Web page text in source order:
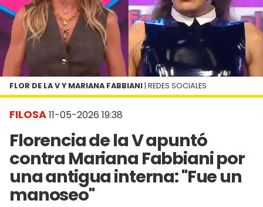
FILOSA11-05-2026 19:38
Florencia de la V apuntó
contra Mariana Fabbiani por
una antigua interna: "Fue un
manoseo"
FLOR DE LA V Y MARIANA FABBIANI | REDES SOCIALES